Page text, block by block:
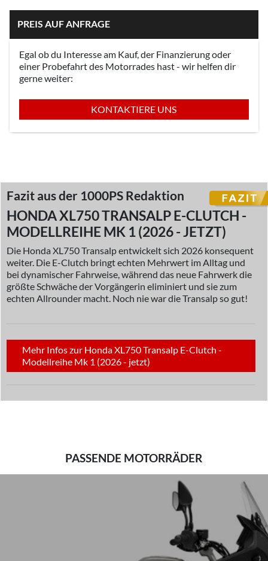
PREIS AUF ANFRAGE
Egal ob du Interesse am Kauf, der Finanzierung oder
einer Probefahrt des Motorrades hast - wir helfen dir
gerne weiter:
KONTAKTIERE UNS
Fazit aus der 1000PS Redaktion
HONDA XL750 TRANSALP E-CLUTCH -
MODELLREIHE MK 1 (2026 - JETZT)
Die Honda XL750 Transalp entwickelt sich 2026 konsequent
weiter. Die E-Clutch bringt echten Mehrwert im Alltag und
bei dynamischer Fahrweise, während das neue Fahrwerk die
größte Schwäche der Vorgängerin eliminiert und sie zum
echten Allrounder macht. Noch nie war die Transalp so gut!
Mehr Infos zur Honda XL750 Transalp E-Clutch -
Modellreihe Mk 1 (2026 - jetzt)
PASSENDE MOTORRÄDER